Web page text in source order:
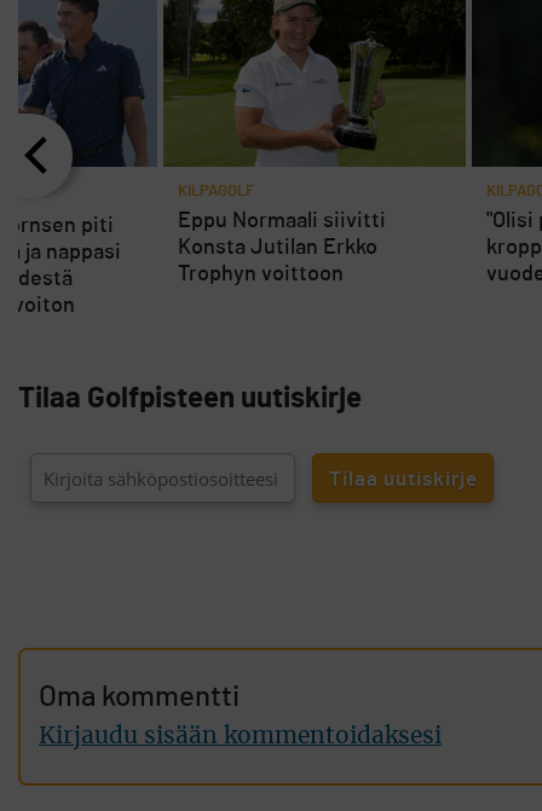
"Olisi
piti
ja nappasi
edestä
voiton
KILPAGOLF
Eppu Normaali siivitti
Konsta Jutilan Erkko
Trophyn voittoon
Tilaa Golfpisteen uutiskirje
Oma kommentti
Kirjaudu sisään kommentoidaksesi